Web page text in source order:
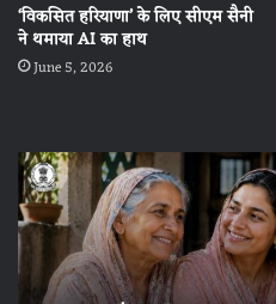
‘विकसित हरियाणा’ के लिए सीएम सैनी
ने थमाया AI का हाथ
June 5, 2026